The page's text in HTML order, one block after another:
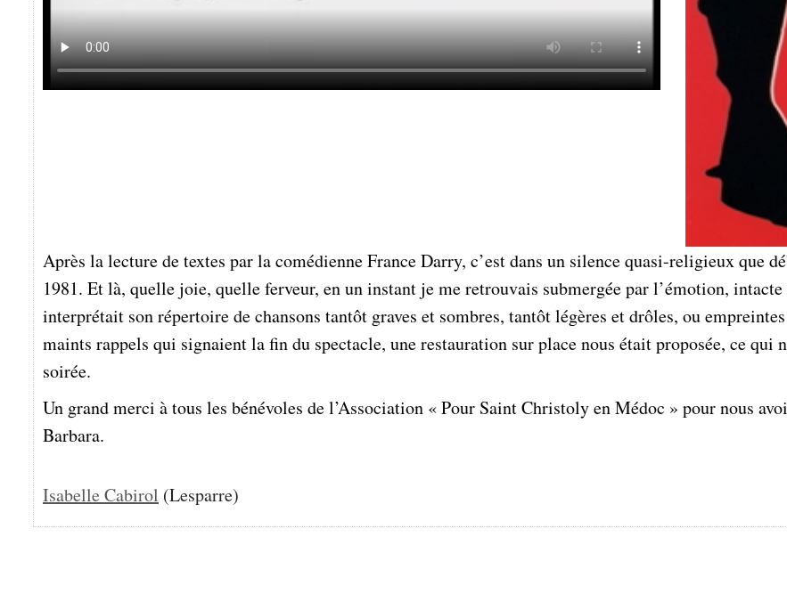
Après la lecture de textes par la comédienne France Darry, c’est dans un silence quasi-religieux que
1981. Et là, quelle joie, quelle ferveur, en un instant je me retrouvais submergée par l’émotion,
interprétait son répertoire de chansons tantôt graves et sombres, tantôt légères et drôles, ou
maints rappels qui signaient la fin du spectacle, une restauration sur place nous était proposée, ce qui
soirée.
Un grand merci à tous les bénévoles de l’Association « Pour Saint Christoly en Médoc » pour nous
Barbara.
Isabelle Cabirol (Lesparre)